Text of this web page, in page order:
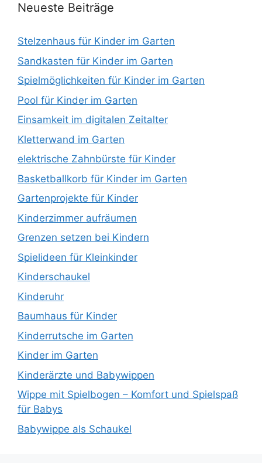
Neueste Beiträge
Stelzenhaus für Kinder im Garten
Sandkasten für Kinder im Garten
Spielmöglichkeiten für Kinder im Garten
Pool für Kinder im Garten
Einsamkeit im digitalen Zeitalter
Kletterwand im Garten
elektrische Zahnbürste für Kinder
Basketballkorb für Kinder im Garten
Gartenprojekte für Kinder
Kinderzimmer aufräumen
Grenzen setzen bei Kindern
Spielideen für Kleinkinder
Kinderschaukel
Kinderuhr
Baumhaus für Kinder
Kinderrutsche im Garten
Kinder im Garten
Kinderärzte und Babywippen
Wippe mit Spielbogen – Komfort und Spielspaß
für Babys
Babywippe als Schaukel